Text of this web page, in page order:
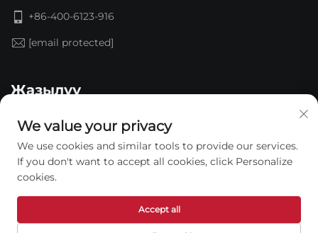
+86-400-6123-916
[email protected]
Жазылуу
Copyright © 2026 Shandong Jinding Waterproof
Technology Co., Ltd. Бардык укуктар камсыздалган. —
We value your privacy
We use cookies and similar tools to provide our services.
If you don't want to accept all cookies, click Personalize
cookies.
Accept all